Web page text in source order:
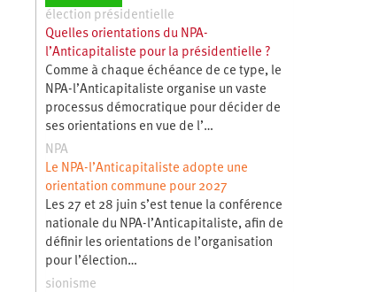
élection présidentielle
Quelles orientations du NPA-
l’Anticapitaliste pour la présidentielle ?
Comme à chaque échéance de ce type, le
NPA-l’Anticapitaliste organise un vaste
processus démocratique pour décider de
ses orientations en vue de l’…
NPA
Le NPA-l’Anticapitaliste adopte une
orientation commune pour 2027
Les 27 et 28 juin s’est tenue la conférence
nationale du NPA-l’Anticapitaliste, afin de
définir les orientations de l’organisation
pour l’élection…
sionisme